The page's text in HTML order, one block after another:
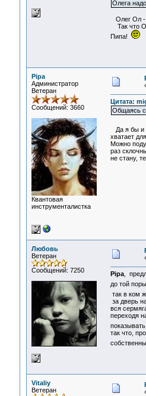
Олега
Олег Ол -
Так что
Пипа!
Pipa
Администратор
Ветеран
Сообщений: 3660
Квантовая
инструменталистка
Цитата:
Общаясь с
Да я бы и
хватает
Можно
раз
не стану,
Любовь
Ветеран
Сообщений: 7250
Pipa,
до той
так в ком
за дверь
вся
переходя
так что,
Vitaliy
Ветеран